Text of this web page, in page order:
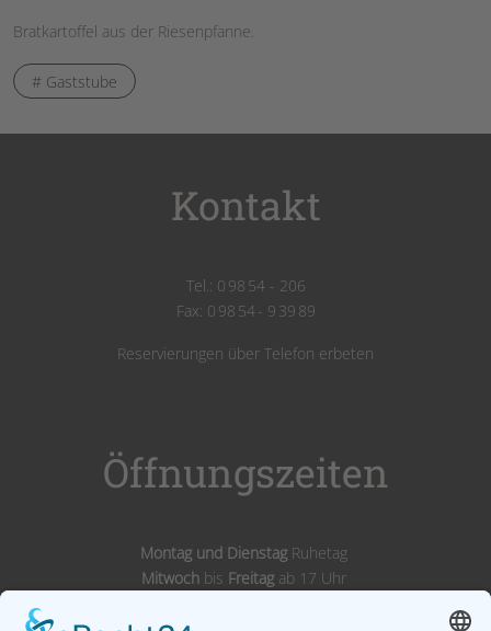
Bratkartoffel aus der Riesenpfanne.
# Gaststube
Kontakt
Tel.: 0 98 54 - 206
Fax: 0 98 54 - 9 39 89
Reservierungen über Telefon erbeten
Öffnungszeiten
Montag und DienstagRuhetag
Mitwochbis Freitagab 17 Uhr